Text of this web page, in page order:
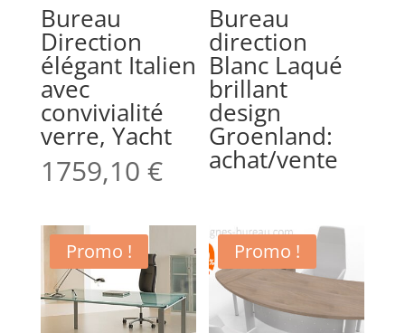
Bureau
Direction
élégant Italien
avec
convivialité
verre, Yacht
1759,10 €
Bureau
direction
Blanc Laqué
brillant
design
Groenland:
achat/vente
Promo ! Promo !